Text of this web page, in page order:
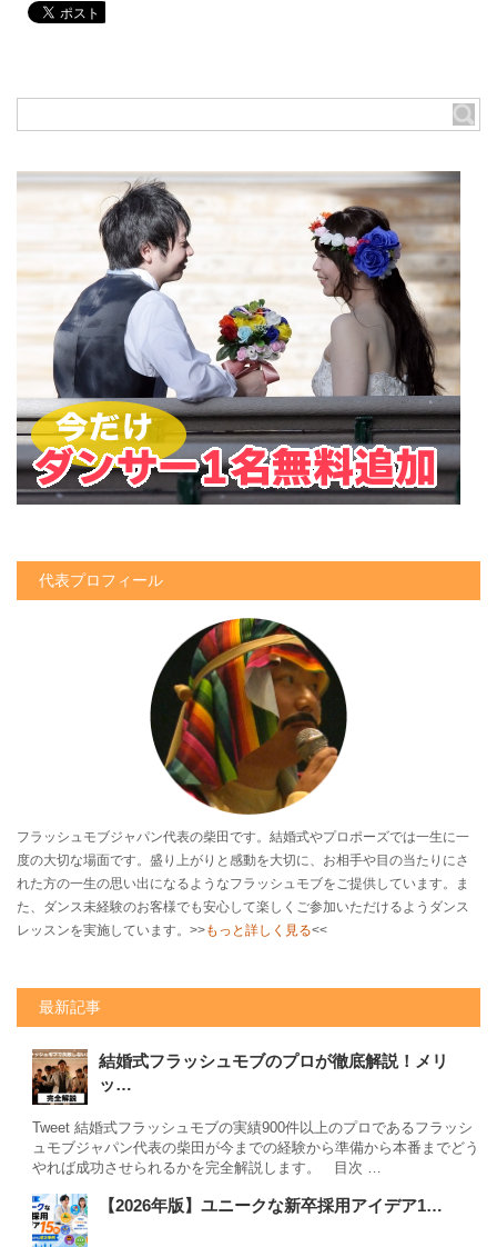
代表プロフィール
フラッシュモブジャパン代表の柴田です。結婚式やプロポーズでは一生に一
度の大切な場面です。盛り上がりと感動を大切に、お相手や目の当たりにさ
れた方の一生の思い出になるようなフラッシュモブをご提供しています。ま
た、ダンス未経験のお客様でも安心して楽しくご参加いただけるようダンス
レッスンを実施しています。>>もっと詳しく見る<<
最新記事
結婚式フラッシュモブのプロが徹底解説！メリ
ッ…
Tweet 結婚式フラッシュモブの実績900件以上のプロであるフラッシ
ュモブジャパン代表の柴田が今までの経験から準備から本番までどう
やれば成功させられるかを完全解説します。 目次 …
【2026年版】ユニークな新卒採用アイデア1…